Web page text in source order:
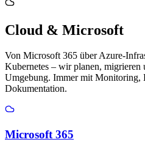
Cloud & Microsoft
Von Microsoft 365 über Azure-
Kubernetes – wir planen, migrieren
Umgebung. Immer mit Monitoring,
Dokumentation.
Microsoft 365